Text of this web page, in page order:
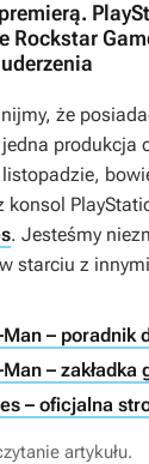
Rockstar
że
produkcja
konsol
. Jesteśmy
starciu z
– poradnik
– zakładka
– oficjalna
artykułu.